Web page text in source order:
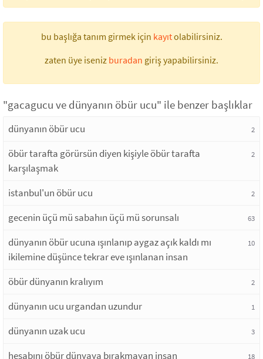
bu başlığa tanım girmek için kayıtolabilirsiniz.
zaten üye iseniz buradan giriş yapabilirsiniz.
"gacagucu ve dünyanın öbür ucu" ile benzer başlıklar
dünyanın öbür ucu 2
öbür tarafta görürsün diyen kişiyle öbür tarafta
karşılaşmak
2
istanbul'un öbür ucu 2
gecenin üçü mü sabahın üçü mü sorunsalı 63
dünyanın öbür ucuna ışınlanıp aygaz açık kaldı mı
ikilemine düşünce tekrar eve ışınlanan insan
10
öbür dünyanın kralıyım 2
dünyanın ucu urgandan uzundur 1
dünyanın uzak ucu 3
hesabını öbür dünyaya bırakmayan insan 18